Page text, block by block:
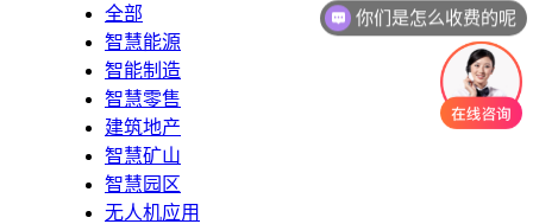
全部
智慧能源
智能制造
智慧零售
建筑地产
智慧矿山
智慧园区
无人机应用
你们是怎么收费的呢